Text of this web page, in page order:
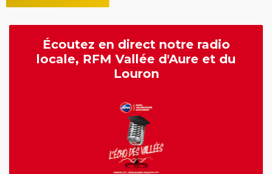
Écoutez en direct notre radio
locale, RFM Vallée d'Aure et du
Louron